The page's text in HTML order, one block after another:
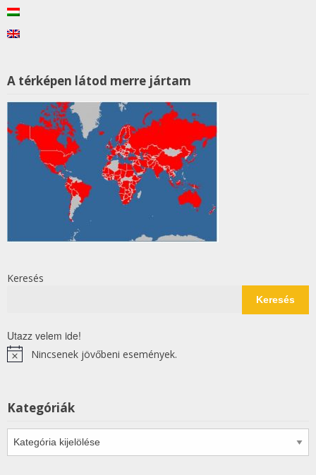
A térképen látod merre jártam
Keresés
Keresés
Utazz velem ide!
NoticeNincsenek jövőbeni események.
Kategóriák
Kategóriák